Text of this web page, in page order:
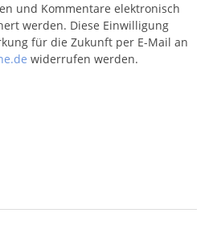
und Kommentare elektronisch
werden. Diese Einwilligung
für die Zukunft per E-Mail an
widerrufen werden.